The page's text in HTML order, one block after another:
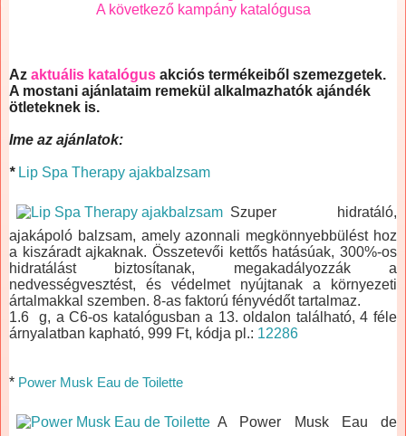
A következő kampány katalógusa
Az aktuális katalógus akciós termékeiből szemezgetek.
A mostani ajánlataim remekül alkalmazhatók ajándék
ötleteknek is.
Ime az ajánlatok:
* Lip Spa Therapy ajakbalzsam
Szuper hidratáló,
ajakápoló balzsam, amely azonnali megkönnyebbülést hoz
a kiszáradt ajkaknak. Összetevői kettős hatásúak, 300%-os
hidratálást biztosítanak, megakadályozzák a
nedvességvesztést, és védelmet nyújtanak a környezeti
ártalmakkal szemben. 8-as faktorú fényvédőt tartalmaz.
1.6 g, a C6-os katalógusban a 13. oldalon található, 4 féle
árnyalatban kapható, 999 Ft, kódja pl.: 12286
* Power Musk Eau de Toilette
A Power Musk Eau de